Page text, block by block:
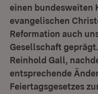
einen bundesweiten
evangelischen
Reformation auch
Gesellschaft
Reinhold Gall,
entsprechende
Feiertagsgesetzes